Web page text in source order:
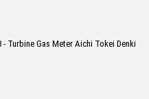
Turbine Gas Meter Aichi Tokei Denki